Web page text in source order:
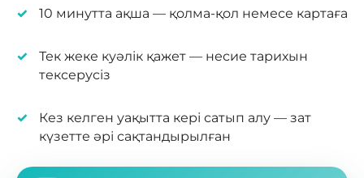
10 минутта ақша — қолма-қол немесе картаға
Тек жеке куәлік қажет — несие тарихын
тексерусіз
Кез келген уақытта кері сатып алу — зат
күзетте әрі сақтандырылған